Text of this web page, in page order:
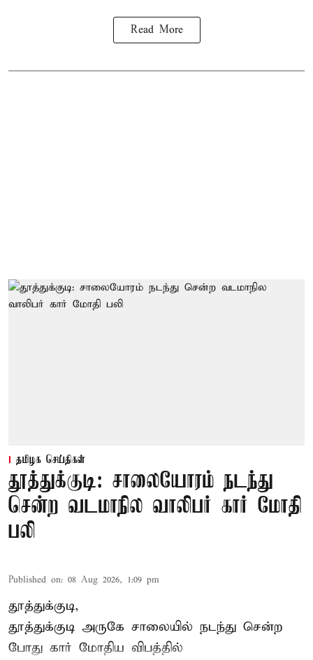
Read More
தமிழக செய்திகள்
தூத்துக்குடி: சாலையோரம் நடந்து
சென்ற வடமாநில வாலிபர் கார் மோதி
பலி
Published on: 08 Aug 2026, 1:09 pm
தூத்துக்குடி,
தூத்துக்குடி அருகே சாலையில் நடந்து சென்ற
போது கார் மோதிய விபத்தில்